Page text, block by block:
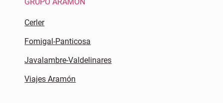
Cerler
Fomigal-Panticosa
Javalambre-Valdelinares
Viajes Aramón